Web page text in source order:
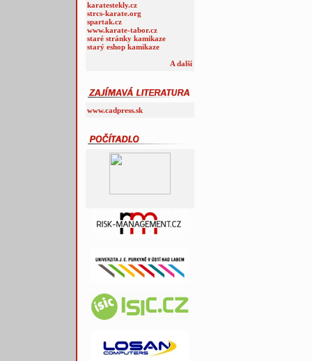
karatestekly.cz
strcs-karate.org
spartak.cz
www.karate-tabor.cz
staré stránky kamikaze
starý eshop kamikaze
A další
www.cadpress.sk